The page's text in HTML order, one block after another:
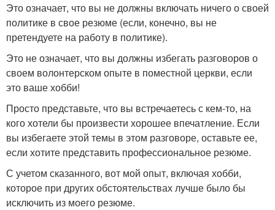
Это означает, что вы не должны включать ничего о своей
политике в свое резюме (если, конечно, вы не
претендуете на работу в политике).
Это не означает, что вы должны избегать разговоров о
своем волонтерском опыте в поместной церкви, если
это ваше хобби!
Просто представьте, что вы встречаетесь с кем-то, на
кого хотели бы произвести хорошее впечатление. Если
вы избегаете этой темы в этом разговоре, оставьте ее,
если хотите представить профессиональное резюме.
С учетом сказанного, вот мой опыт, включая хобби,
которое при других обстоятельствах лучше было бы
исключить из моего резюме.